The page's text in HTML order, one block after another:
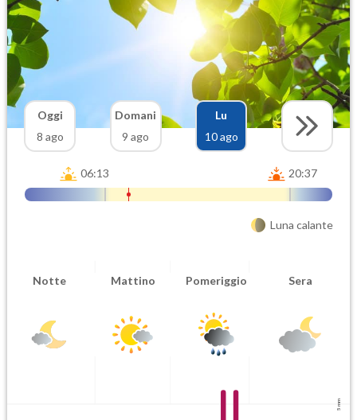
Oggi
8 ago
Domani
9 ago
Lu
10 ago
06:13 20:37
Luna calante
Notte Mattino Pomeriggio Sera
5 mm